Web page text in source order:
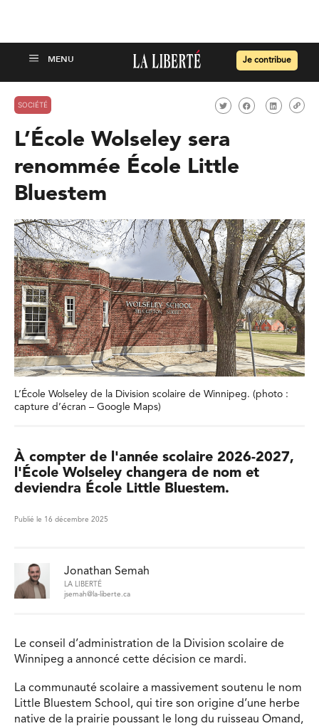
Je contribue
SOCIÉTÉ
L’École Wolseley sera
renommée École Little
Bluestem
L’École Wolseley de la Division scolaire de Winnipeg. (photo :
capture d’écran – Google Maps)
À compter de l'année scolaire 2026-2027,
l'École Wolseley changera de nom et
deviendra École Little Bluestem.
Publié le 16 décembre 2025
Jonathan Semah
LA LIBERTÉ
jsemah@la-liberte.ca
Le conseil d’administration de la Division scolaire de
Winnipeg a annoncé cette décision ce mardi.
La communauté scolaire a massivement soutenu le nom
Little Bluestem School, qui tire son origine d’une herbe
native de la prairie poussant le long du ruisseau Omand,